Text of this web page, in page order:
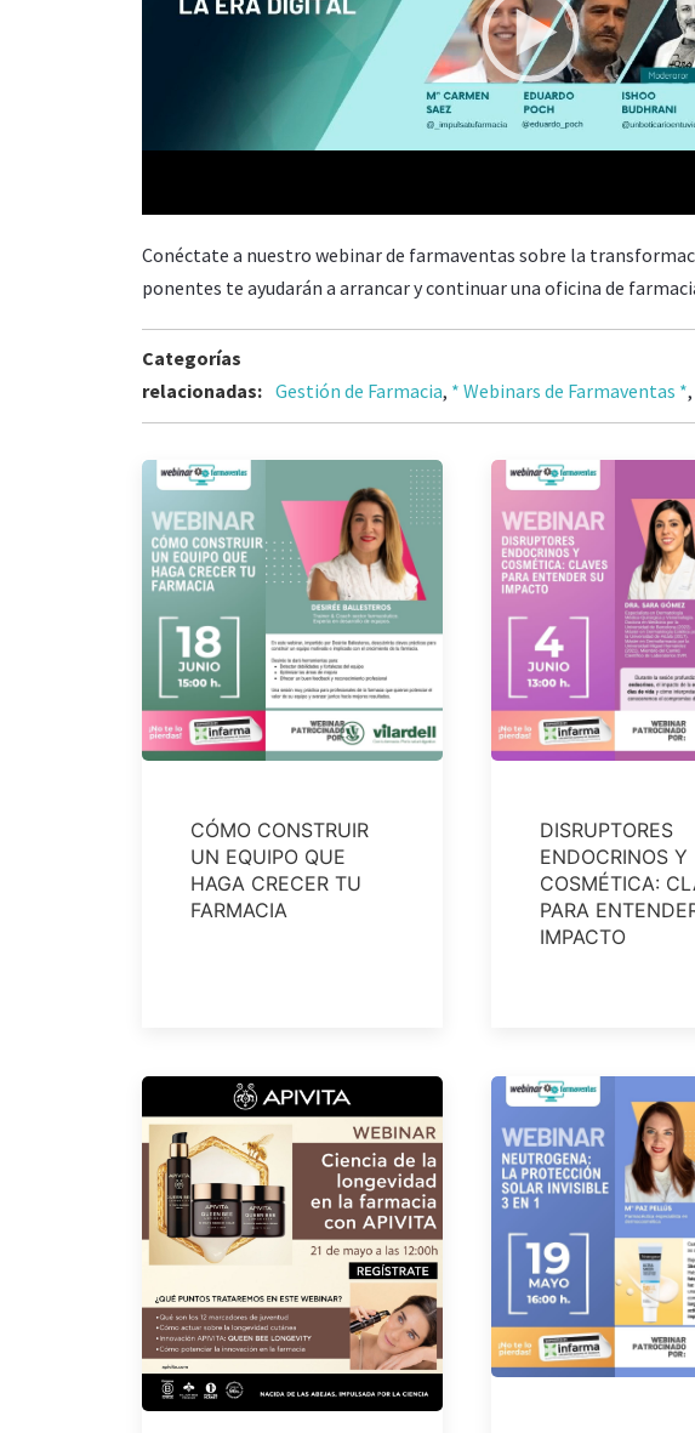
Conéctate a nuestro webinar de farmaventas sobre la
ponentes te ayudarán a arrancar y continuar una oficina de
Categorías
relacionadas: Gestión de Farmacia, * Webinars de Farmaventas *,
CÓMO CONSTRUIR
UN EQUIPO QUE
HAGA CRECER TU
FARMACIA
DISRUPTORES
ENDOCRINOS Y
COSMÉTICA:
PARA
IMPACTO